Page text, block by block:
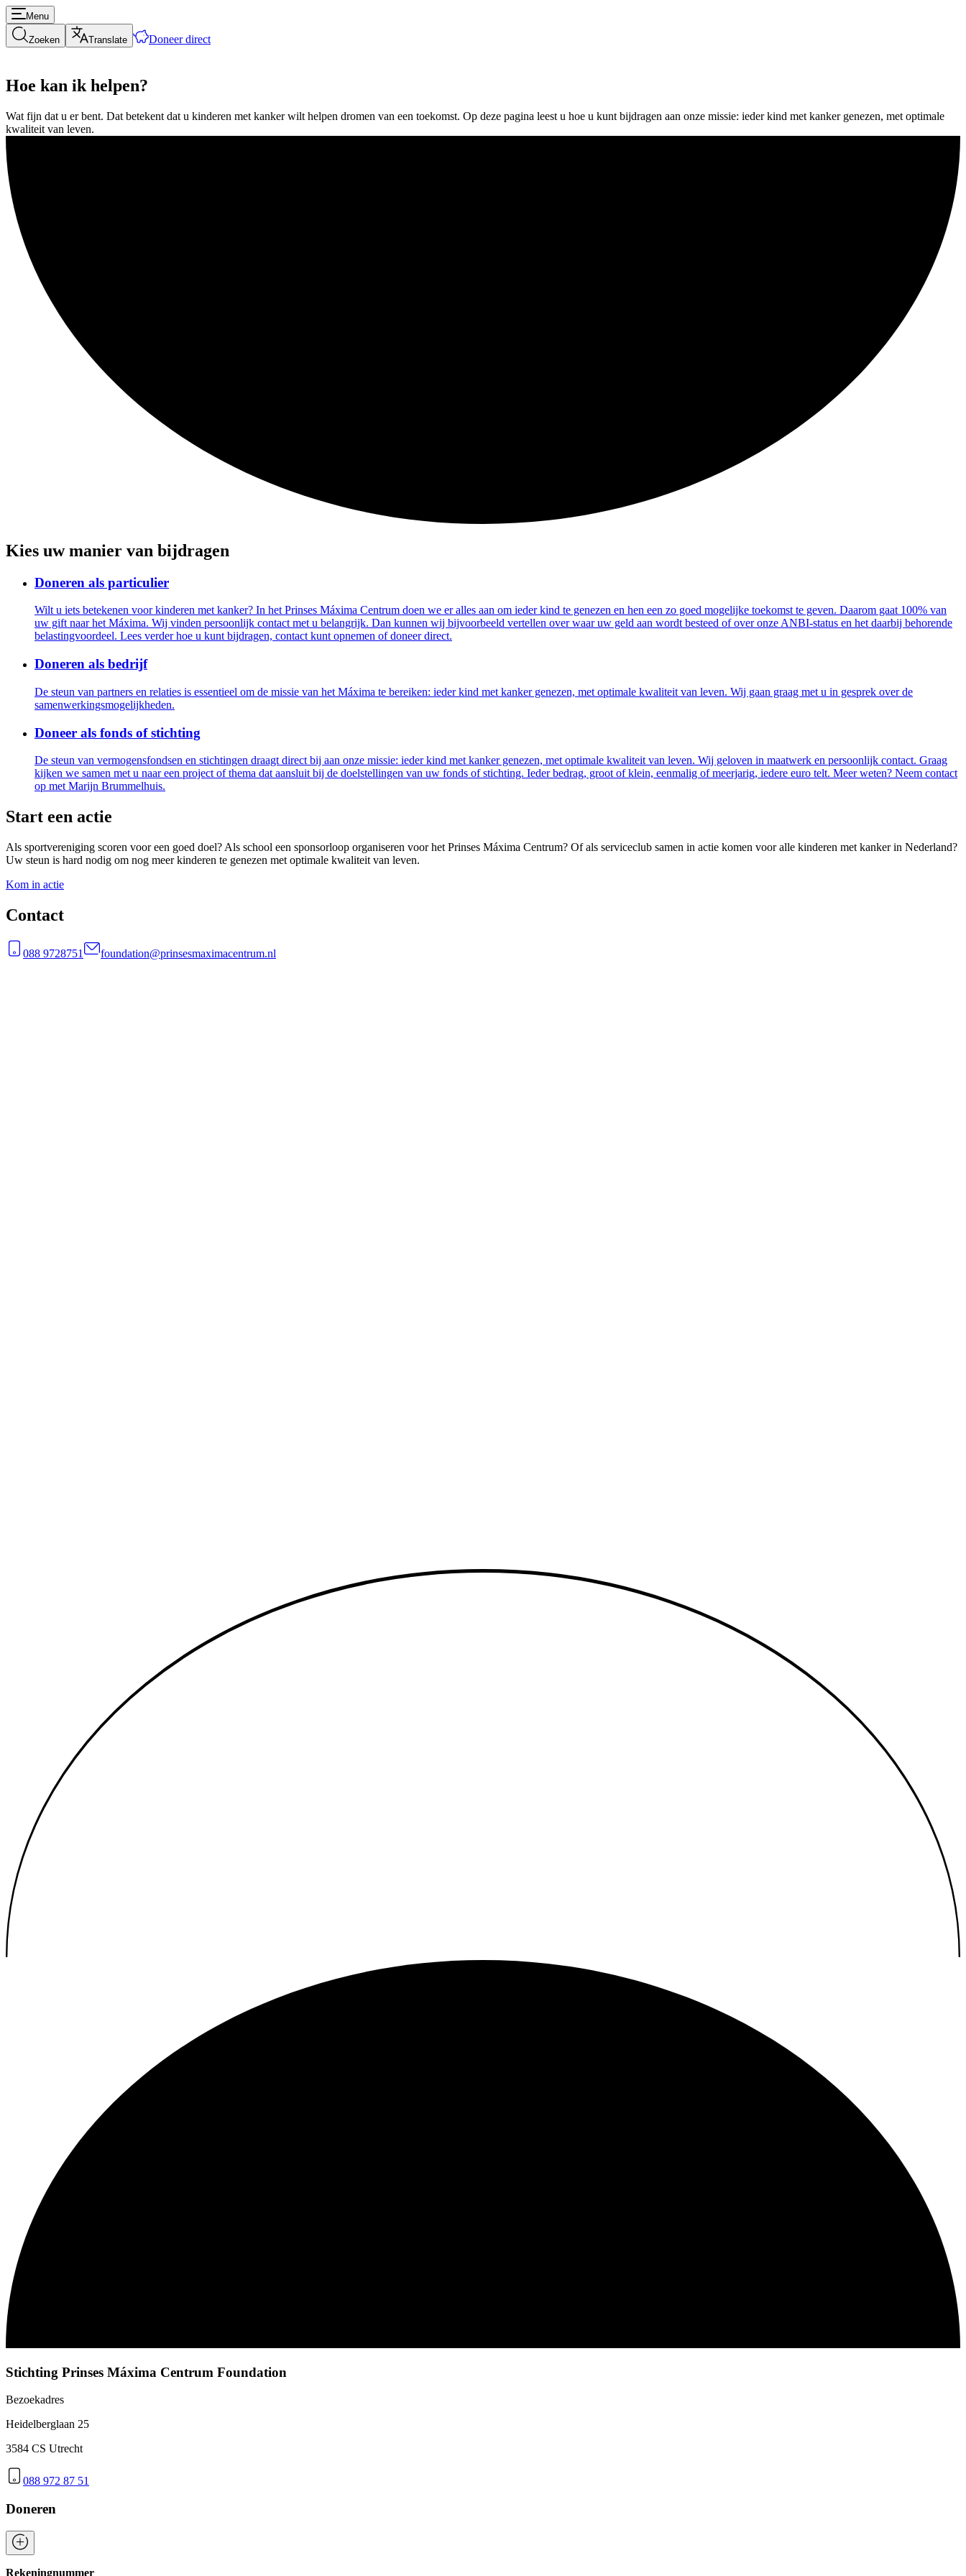
Menu
Zoeken Translate Doneer direct
Hoe kan ik helpen?
Wat fijn dat u er bent. Dat betekent dat u kinderen met kanker wilt helpen dromen van een toekomst. Op deze pagina leest u hoe u kunt bijdragen aan onze missie: ieder kind met kanker genezen, met optimale
kwaliteit van leven.
Kies uw manier van bijdragen
Doneren als particulier
Wilt u iets betekenen voor kinderen met kanker? In het Prinses Máxima Centrum doen we er alles aan om ieder kind te genezen en hen een zo goed mogelijke toekomst te geven. Daarom gaat 100% van
uw gift naar het Máxima. Wij vinden persoonlijk contact met u belangrijk. Dan kunnen wij bijvoorbeeld vertellen over waar uw geld aan wordt besteed of over onze ANBI-status en het daarbij behorende
belastingvoordeel. Lees verder hoe u kunt bijdragen, contact kunt opnemen of doneer direct.
Doneren als bedrijf
De steun van partners en relaties is essentieel om de missie van het Máxima te bereiken: ieder kind met kanker genezen, met optimale kwaliteit van leven. Wij gaan graag met u in gesprek over de
samenwerkingsmogelijkheden.
Doneer als fonds of stichting
De steun van vermogensfondsen en stichtingen draagt direct bij aan onze missie: ieder kind met kanker genezen, met optimale kwaliteit van leven. Wij geloven in maatwerk en persoonlijk contact. Graag
kijken we samen met u naar een project of thema dat aansluit bij de doelstellingen van uw fonds of stichting. Ieder bedrag, groot of klein, eenmalig of meerjarig, iedere euro telt. Meer weten? Neem contact
op met Marijn Brummelhuis.
Start een actie
Als sportvereniging scoren voor een goed doel? Als school een sponsorloop organiseren voor het Prinses Máxima Centrum? Of als serviceclub samen in actie komen voor alle kinderen met kanker in Nederland?
Uw steun is hard nodig om nog meer kinderen te genezen met optimale kwaliteit van leven.
Kom in actie
Contact
088 9728751 foundation@prinsesmaximacentrum.nl
Stichting Prinses Máxima Centrum Foundation
Bezoekadres
Heidelberglaan 25
3584 CS Utrecht
088 972 87 51
Doneren
Rekeningnummer